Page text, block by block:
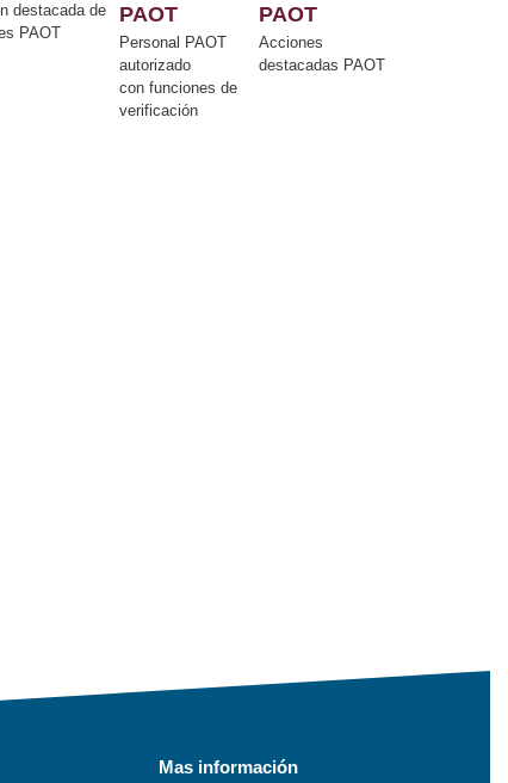
destacada de
PAOT
PAOT
Personal PAOT
autorizado
con funciones de
verificación
PAOT
Acciones
destacadas PAOT
Mas información